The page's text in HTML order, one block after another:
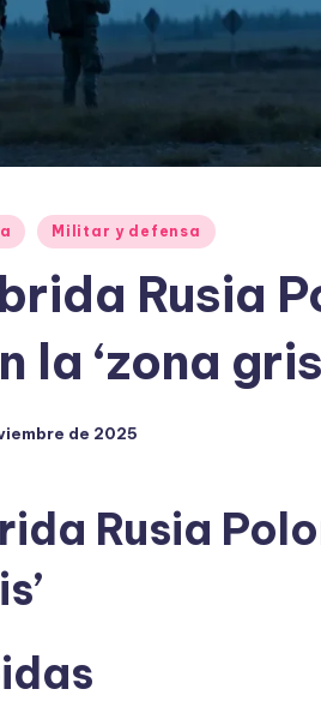
Militar y defensa
Rusia
la ‘zona
de 2025
Rusia